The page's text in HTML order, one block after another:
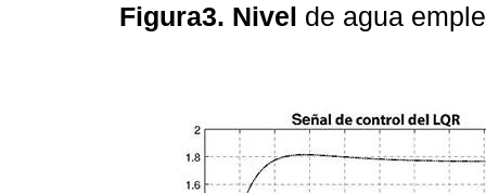
Figura3. Nivel de agua